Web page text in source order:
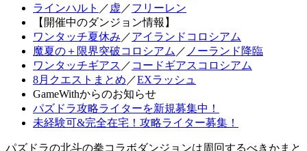
ラインハルト ／ 虚 ／フリーレン
【開催中のダンジョン情報】
ワンタッチ夏休み ／アイランドコロシアム
魔夏の＋限界突破コロシアム ／ ノーランド降臨
ワンタッチギアス ／ コードギアスコロシアム
8月クエストまとめ ／EXラッシュ
GameWithからのお知らせ
パズドラ攻略ライターを新規募集中！
未経験可&完全在宅！攻略ライター募集！
パズドラの北斗の拳コラボダンジョンは周回するべきかまと